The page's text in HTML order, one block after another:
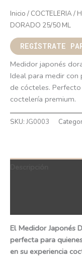
Inicio / COCTELERIA/
DORADO 25/50 ML
REGÍSTRATE
Medidor japonés
Ideal para medir con
de cócteles.
coctelería premium.
SKU: JG0003
El Medidor Japonés
perfecta para
en su experiencia